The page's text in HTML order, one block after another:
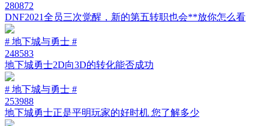
280872
DNF2021全员三次觉醒，新的第五转职也会**放你怎么看
# 地下城与勇士 #
248583
地下城勇士2D向3D的转化能否成功
# 地下城与勇士 #
253988
地下城勇士正是平明玩家的好时机 您了解多少